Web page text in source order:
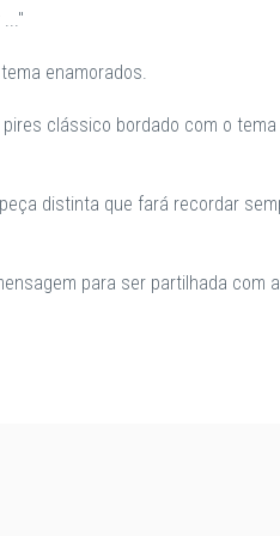
enamorados.
clássico bordado com o
distinta que fará recordar
para ser partilhada com